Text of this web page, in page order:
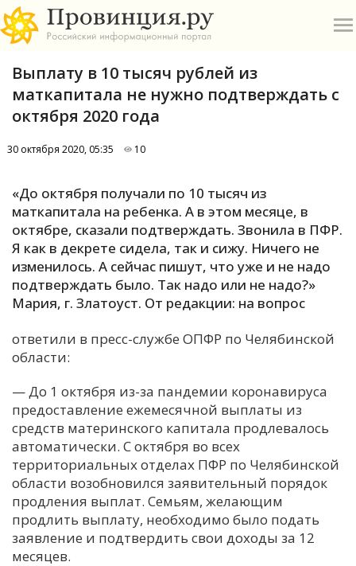
А
Б
В
Е
И
К
П
Т
У
Выплату в 10 тысяч рублей из
маткапитала не нужно подтверждать с
октября 2020 года
30 октября 2020, 05:35 10
«До октября получали по 10 тысяч из
маткапитала на ребенка. А в этом месяце, в
октябре, сказали подтверждать. Звонила в ПФР.
Я как в декрете сидела, так и сижу. Ничего не
изменилось. А сейчас пишут, что уже и не надо
подтверждать было. Так надо или не надо?»
Мария, г. Златоуст. От редакции: на вопрос
ответили в пресс-службе ОПФР по Челябинской
области:
— До 1 октября из-за пандемии коронавируса
предоставление ежемесячной выплаты из
средств материнского капитала продлевалось
автоматически. С октября во всех
территориальных отделах ПФР по Челябинской
области возобновился заявительный порядок
продления выплат. Семьям, желающим
продлить выплату, необходимо было подать
заявление и подтвердить свои доходы за 12
месяцев.